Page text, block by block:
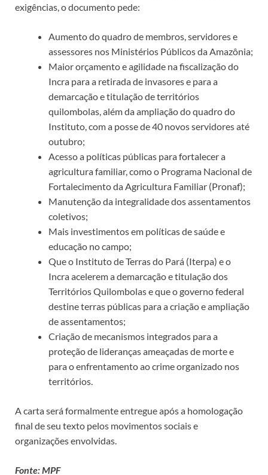
exigências, o documento pede:
Aumento do quadro de membros, servidores e
assessores nos Ministérios Públicos da Amazônia;
Maior orçamento e agilidade na fiscalização do
Incra para a retirada de invasores e para a
demarcação e titulação de territórios
quilombolas, além da ampliação do quadro do
Instituto, com a posse de 40 novos servidores até
outubro;
Acesso a políticas públicas para fortalecer a
agricultura familiar, como o Programa Nacional de
Fortalecimento da Agricultura Familiar (Pronaf);
Manutenção da integralidade dos assentamentos
coletivos;
Mais investimentos em políticas de saúde e
educação no campo;
Que o Instituto de Terras do Pará (Iterpa) e o
Incra acelerem a demarcação e titulação dos
Territórios Quilombolas e que o governo federal
destine terras públicas para a criação e ampliação
de assentamentos;
Criação de mecanismos integrados para a
proteção de lideranças ameaçadas de morte e
para o enfrentamento ao crime organizado nos
territórios.
A carta será formalmente entregue após a homologação
final de seu texto pelos movimentos sociais e
organizações envolvidas.
Fonte: MPF